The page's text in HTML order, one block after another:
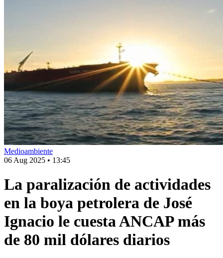
Medioambiente
06 Aug 2025 • 13:45
La paralización de actividades
en la boya petrolera de José
Ignacio le cuesta ANCAP más
de 80 mil dólares diarios